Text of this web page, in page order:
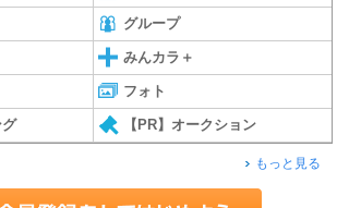
グループ
みんカラ＋
フォト
グ 【PR】オークション
もっと見る